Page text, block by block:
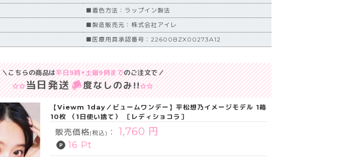
■着色方法：ラップイン製法
■製造販売元：株式会社アイレ
■医療用具承認番号：22600BZX00273A12
＼こちらの商品は平日9時+土曜9時までのご注文で／
当日発送 度なしのみ !!
【Viewm 1day／ビュームワンデー】平松想乃イメージモデル 1箱
10枚 （1日使い捨て） ［レディショコラ］
販売価格(税込) ： 1,760 円
16 Pt